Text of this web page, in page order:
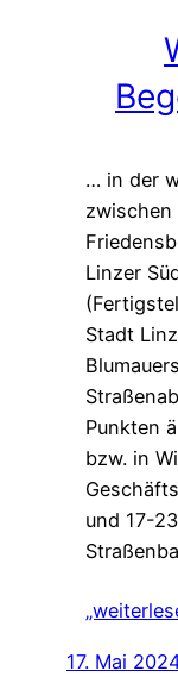
… in der
zwischen
Linzer
Stadt
Punkten
bzw. in
und 17-
17. Mai